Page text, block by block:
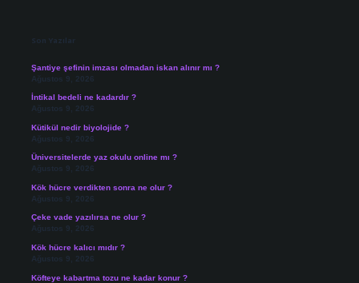
Son Yazılar
Şantiye şefinin imzası olmadan iskan alınır mı ?
Ağustos 9, 2026
İntikal bedeli ne kadardır ?
Ağustos 9, 2026
Kütikül nedir biyolojide ?
Ağustos 9, 2026
Üniversitelerde yaz okulu online mı ?
Ağustos 9, 2026
Kök hücre verdikten sonra ne olur ?
Ağustos 9, 2026
Çeke vade yazılırsa ne olur ?
Ağustos 9, 2026
Kök hücre kalıcı mıdır ?
Ağustos 9, 2026
Köfteye kabartma tozu ne kadar konur ?